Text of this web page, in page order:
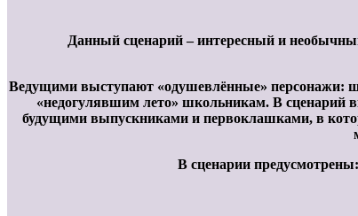
Данный сценарий – интересный и
Ведущими выступают «одушевлённые» персонажи:
«недогулявшим лето» школьникам. В сценарий
будущими выпускниками и первоклашками, в
В сценарии